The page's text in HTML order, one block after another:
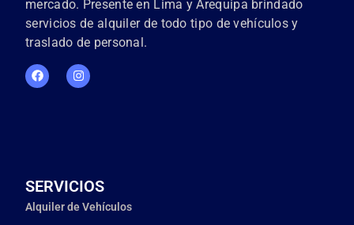
mercado. Presente en Lima y Arequipa brindado
servicios de alquiler de todo tipo de vehículos y
traslado de personal.
SERVICIOS
Alquiler de Vehículos